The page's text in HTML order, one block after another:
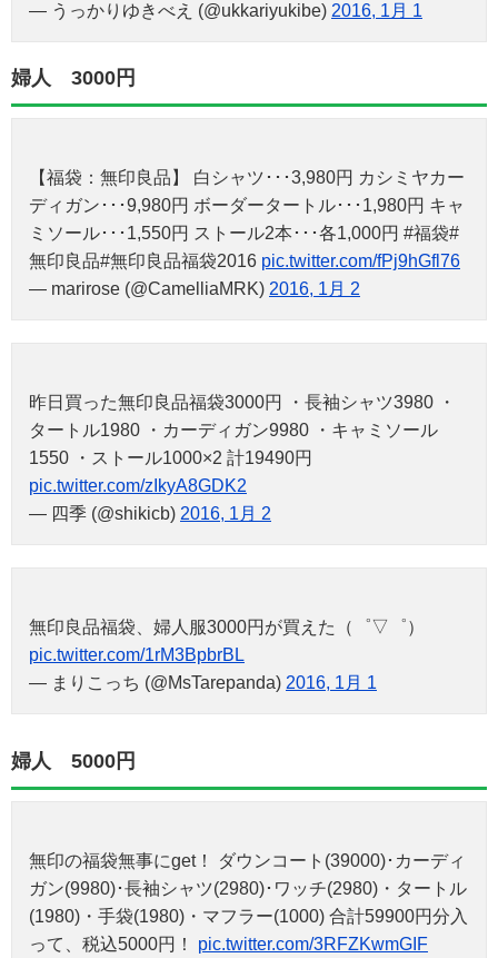
— うっかりゆきべえ (@ukkariyukibe) 2016, 1月 1
婦人 3000円
【福袋：無印良品】 白シャツ･･･3,980円 カシミヤカー
ディガン･･･9,980円 ボーダータートル･･･1,980円 キャ
ミソール･･･1,550円 ストール2本･･･各1,000円 #福袋#
無印良品#無印良品福袋2016 pic.twitter.com/fPj9hGfl76
— marirose (@CamelliaMRK) 2016, 1月 2
昨日買った無印良品福袋3000円 ・長袖シャツ3980 ・
タートル1980 ・カーディガン9980 ・キャミソール
1550 ・ストール1000×2 計19490円
pic.twitter.com/zIkyA8GDK2
— 四季 (@shikicb) 2016, 1月 2
無印良品福袋、婦人服3000円が買えた（゜▽゜）
pic.twitter.com/1rM3BpbrBL
— まりこっち (@MsTarepanda) 2016, 1月 1
婦人 5000円
無印の福袋無事にget！ ダウンコート(39000)･カーディ
ガン(9980)･長袖シャツ(2980)･ワッチ(2980)・タートル
(1980)・手袋(1980)・マフラー(1000) 合計59900円分入
って、税込5000円！ pic.twitter.com/3RFZKwmGIF